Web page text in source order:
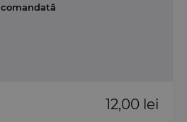
comandată
12,00 lei